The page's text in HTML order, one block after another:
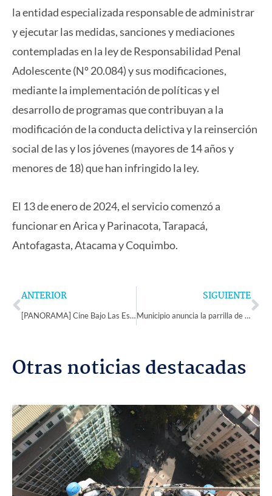
la entidad especializada responsable de administrar
y ejecutar las medidas, sanciones y mediaciones
contempladas en la ley de Responsabilidad Penal
Adolescente (Nº 20.084) y sus modificaciones,
mediante la implementación de políticas y el
desarrollo de programas que contribuyan a la
modificación de la conducta delictiva y la reinserción
social de las y los jóvenes (mayores de 14 años y
menores de 18) que han infringido la ley.
El 13 de enero de 2024, el servicio comenzó a
funcionar en Arica y Parinacota, Tarapacá,
Antofagasta, Atacama y Coquimbo.
Prev
ANTERIOR
[PANORAMA] Cine Bajo Las Estrellas en playa de Peñuelas
SIGUIENTE
Municipio anuncia la parrilla de artistas de la XIV versión del Festival de Los Vilos
Otras noticias destacadas